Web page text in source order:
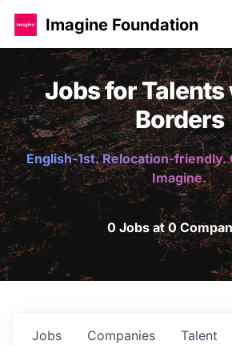
Imagine Foundation
Jobs for
Borders
English-1st. Relocation-friendly.
Imagine.
0 Jobs at 0
Jobs Companies Talent